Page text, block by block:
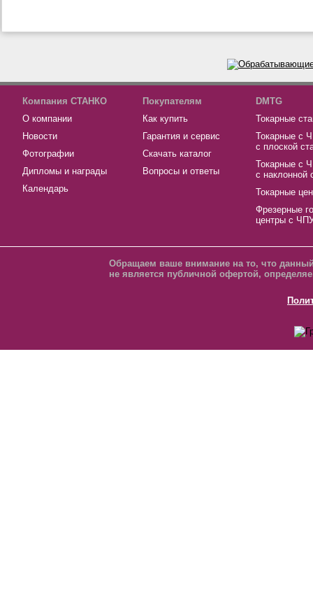
Компания СТАНКО
О компании
Новости
Фотографии
Дипломы и награды
Календарь
Покупателям
Как купить
Гарантия и сервис
Скачать каталог
Вопросы и ответы
DMTG
Токарные
Токарные с
с плоской
Токарные с
с наклонной
Токарные
Фрезерные
центры с
Обращаем ваше внимание на то, что
не является публичной офертой,